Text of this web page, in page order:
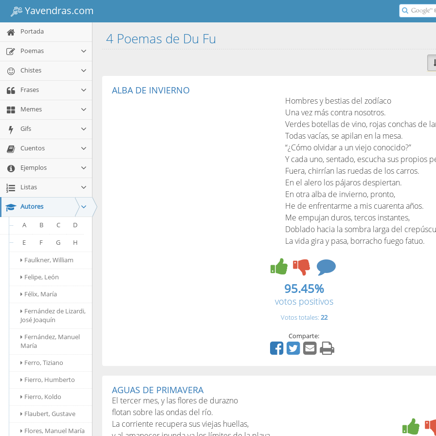
Yavendras.com
Portada
Poemas
Chistes
Frases
Memes
Gifs
Cuentos
Ejemplos
Listas
Autores
A B C
D
E
F G
H
Faulkner, William
Felipe, León
Félix, María
Fernández de Lizardi,
José Joaquín
Fernández, Manuel
María
Ferro, Tiziano
Fierro, Humberto
Fierro, Koldo
Flaubert, Gustave
Flores, Manuel María
4 Poemas de Du Fu
ALBA DE INVIERNO
Hombres y bestias del zodíaco
Una vez más contra nosotros.
Verdes botellas de vino, rojas conchas de
Todas vacías, se apilan en la mesa.
“¿Cómo olvidar a un viejo conocido?”
Y cada uno, sentado, escucha sus propios
Fuera, chirrían las ruedas de los carros.
En el alero los pájaros despiertan.
En otra alba de invierno, pronto,
He de enfrentarme a mis cuarenta años.
Me empujan duros, tercos instantes,
Doblado hacia la sombra larga del
La vida gira y pasa, borracho fuego fatuo.
95.45%
votos positivos
Votos totales: 22
Comparte:
AGUAS DE PRIMAVERA
El tercer mes, y las flores de durazno
flotan sobre las ondas del río.
La corriente recupera sus viejas huellas,